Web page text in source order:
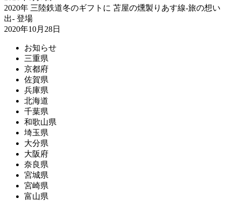
2020年 三陸鉄道冬のギフトに 苫屋の燻製りあす線-旅の想い
出- 登場
2020年10月28日
お知らせ
三重県
京都府
佐賀県
兵庫県
北海道
千葉県
和歌山県
埼玉県
大分県
大阪府
奈良県
宮城県
宮崎県
富山県